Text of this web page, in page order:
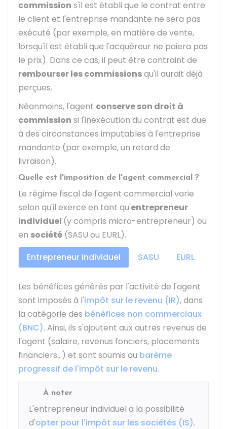
commission s'il est établi que le contrat entre
le client et l'entreprise mandante ne sera pas
exécuté (par exemple, en matière de vente,
lorsqu'il est établi que l'acquéreur ne paiera pas
le prix). Dans ce cas, il peut être contraint de
rembourser les commissionsqu'il aurait déjà
perçues.
Néanmoins, l'agent conserve son droit à
commission si l'inexécution du contrat est due
à des circonstances imputables à l'entreprise
mandante (par exemple, un retard de
livraison).
Quelle est l'imposition de l'agent commercial ?
Le régime fiscal de l'agent commercial varie
selon qu'il exerce en tant qu'entrepreneur
individuel (y compris micro-entrepreneur) ou
en société (SASU ou EURL).
Entrepreneur individuel
SASU EURL
Les bénéfices générés par l'activité de l'agent
sont imposés à l'impôt sur le revenu (IR), dans
la catégorie des bénéfices non commerciaux
(BNC). Ainsi, ils s'ajoutent aux autres revenus de
l'agent (salaire, revenus fonciers, placements
financiers...) et sont soumis au barème
progressif de l'impôt sur le revenu.
À noter
L'entrepreneur individuel a la possibilité
d'opter pour l'impôt sur les sociétés (IS).